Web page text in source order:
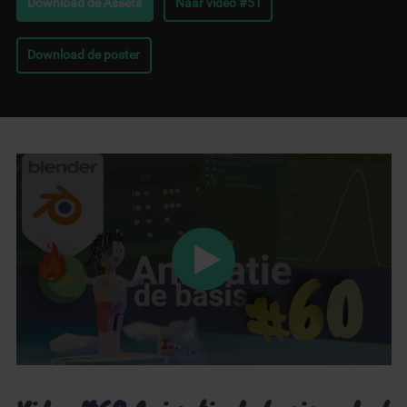
Download de Assets Naar video #51
Download de poster